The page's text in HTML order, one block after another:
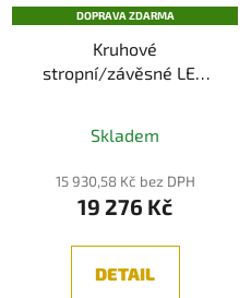
DOPRAVA ZDARMA
Kruhové
stropní/závěsné LED
Skladem
15 930,58 Kč bez DPH
19 276 Kč
DETAIL